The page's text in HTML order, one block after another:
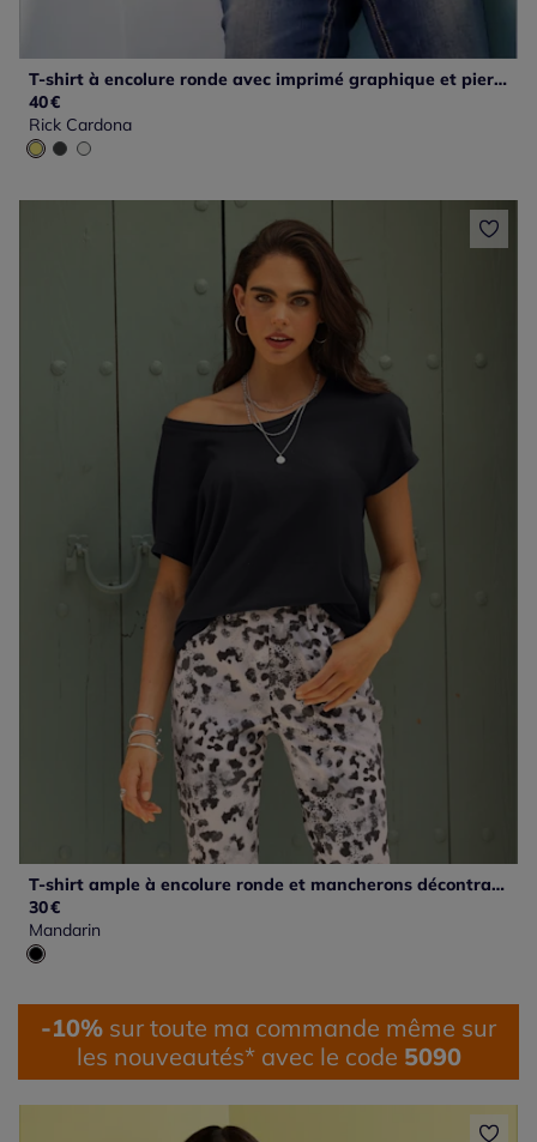
T-shirt à encolure ronde avec imprimé graphique et pierres
40€
Rick Cardona
T-shirt ample à encolure ronde et mancherons décontractés
30€
Mandarin
-10% sur toute ma commande même sur
les nouveautés* avec le code 5090